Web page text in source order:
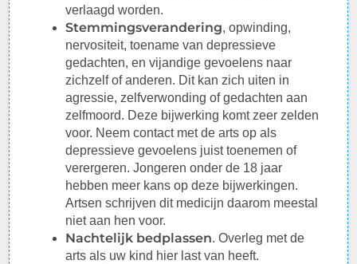
verlaagd worden.
Stemmingsverandering, opwinding,
nervositeit, toename van depressieve
gedachten, en vijandige gevoelens naar
zichzelf of anderen. Dit kan zich uiten in
agressie, zelfverwonding of gedachten aan
zelfmoord. Deze bijwerking komt zeer zelden
voor. Neem contact met de arts op als
depressieve gevoelens juist toenemen of
verergeren. Jongeren onder de 18 jaar
hebben meer kans op deze bijwerkingen.
Artsen schrijven dit medicijn daarom meestal
niet aan hen voor.
Nachtelijk bedplassen. Overleg met de
arts als uw kind hier last van heeft.